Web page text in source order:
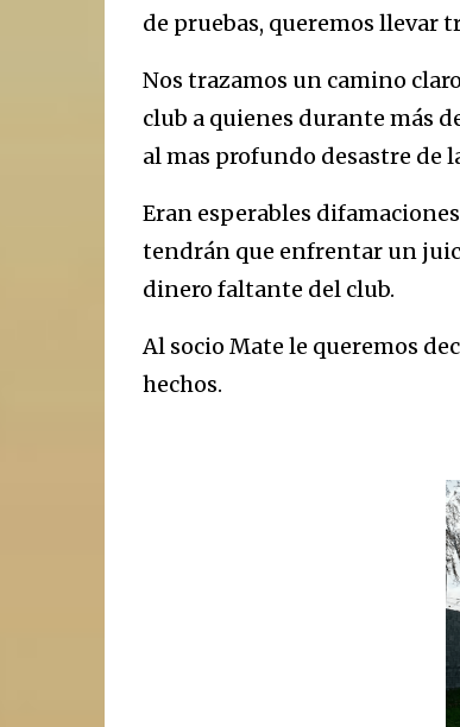
de pruebas, queremos llevar
Nos trazamos un camino
club a quienes durante más
al mas profundo desastre de
Eran esperables
tendrán que enfrentar un
dinero faltante del club.
Al socio Mate le queremos
hechos.